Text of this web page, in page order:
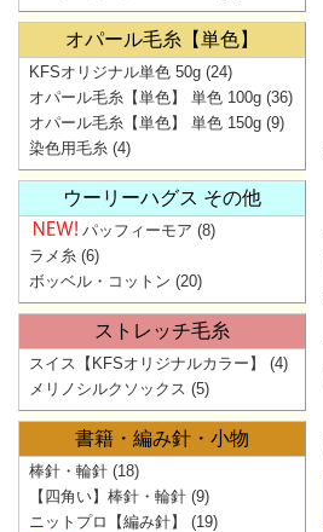
オパール毛糸【単色】
KFSオリジナル単色 50g (24)
オパール毛糸【単色】 単色 100g (36)
オパール毛糸【単色】 単色 150g (9)
染色用毛糸 (4)
ウーリーハグス その他
パッフィーモア (8)
ラメ糸 (6)
ボッベル・コットン (20)
ストレッチ毛糸
スイス【KFSオリジナルカラー】
(4)
メリノシルクソックス (5)
書籍・編み針・小物
棒針・輪針 (18)
【四角い】棒針・輪針 (9)
ニットプロ【編み針】
(19)